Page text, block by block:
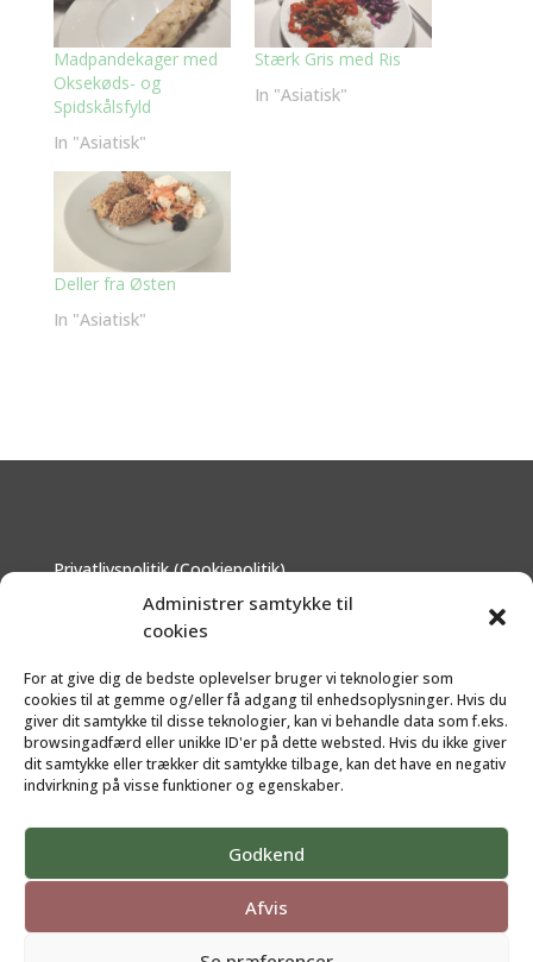
Administrer samtykke til
cookies
For at give dig de bedste oplevelser bruger vi teknologier som
cookies til at gemme og/eller få adgang til enhedsoplysninger. Hvis du
giver dit samtykke til disse teknologier, kan vi behandle data som f.eks.
browsingadfærd eller unikke ID'er på dette websted. Hvis du ikke giver
dit samtykke eller trækker dit samtykke tilbage, kan det have en negativ
indvirkning på visse funktioner og egenskaber.
Godkend
Afvis
Madpandekager med
Oksekøds- og
Spidskålsfyld
In "Asiatisk"
Stærk Gris med Ris
In "Asiatisk"
Deller fra Østen
In "Asiatisk"
Privatlivspolitik (Cookiepolitik)
Om - hvem står bag?
Følg Følg